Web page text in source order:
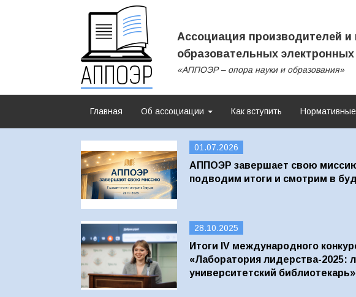
Ассоциация производителей и
образовательных электронных
«АППОЭР – опора науки и образования»
Главная Об ассоциации Как вступить
01.07.2026
АППОЭР завершает свою
подводим итоги и смотрим в
28.10.2025
Итоги IV международного
«Лаборатория лидерства-2025:
университетский библиотекарь»